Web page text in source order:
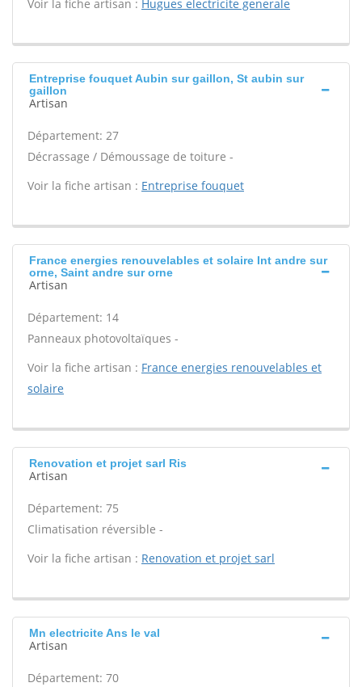
Voir la fiche artisan : Hugues electricite generale
Entreprise fouquet Aubin sur gaillon, St aubin sur
gaillon
Artisan
Département: 27
Décrassage / Démoussage de toiture -
Voir la fiche artisan : Entreprise fouquet
France energies renouvelables et solaire Int andre sur
orne, Saint andre sur orne
Artisan
Département: 14
Panneaux photovoltaïques -
Voir la fiche artisan : France energies renouvelables et
solaire
Renovation et projet sarl Ris
Artisan
Département: 75
Climatisation réversible -
Voir la fiche artisan : Renovation et projet sarl
Mn electricite Ans le val
Artisan
Département: 70